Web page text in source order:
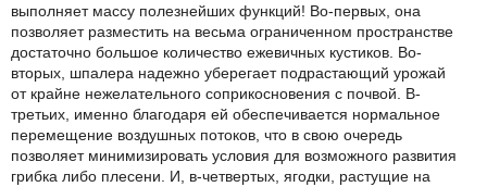
выполняет массу полезнейших функций! Во-первых, она
позволяет разместить на весьма ограниченном пространстве
достаточно большое количество ежевичных кустиков. Во-
вторых, шпалера надежно уберегает подрастающий урожай
от крайне нежелательного соприкосновения с почвой. В-
третьих, именно благодаря ей обеспечивается нормальное
перемещение воздушных потоков, что в свою очередь
позволяет минимизировать условия для возможного развития
грибка либо плесени. И, в-четвертых, ягодки, растущие на